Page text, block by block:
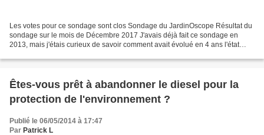
Les votes pour ce sondage sont clos Sondage du JardinOscope Résultat du
sondage sur le mois de Décembre 2017 J'avais déjà fait ce sondage en
2013, mais j'étais curieux de savoir comment avait évolué en 4 ans l'état
Êtes-vous prêt à abandonner le diesel pour la
protection de l'environnement ?
Publié le 06/05/2014 à 17:47
Par Patrick L